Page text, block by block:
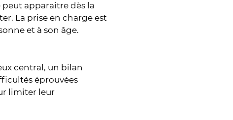
peut apparaitre dès la
La prise en charge est
et à son âge.
central, un bilan
éprouvées
limiter leur